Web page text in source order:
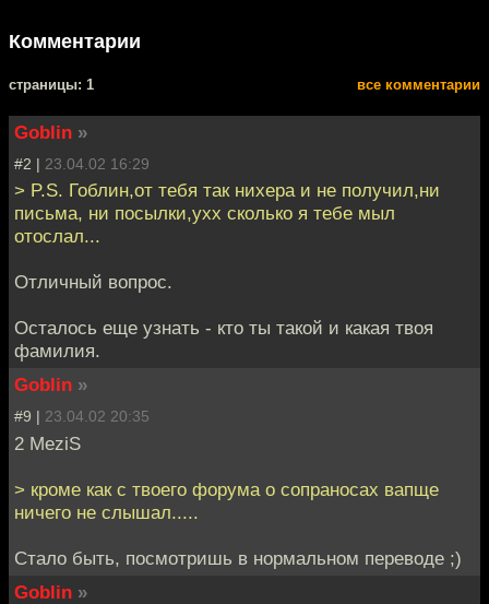
Комментарии
cтраницы: 1 все комментарии
Goblin »
#2 | 23.04.02 16:29
> P.S. Гоблин,от тебя так нихера и не получил,ни
письма, ни посылки,ухх сколько я тебе мыл
отослал...
Отличный вопрос.
Осталось еще узнать - кто ты такой и какая твоя
фамилия.
Goblin »
#9 | 23.04.02 20:35
2 MeziS
> кроме как с твоего форума о сопраносах вапще
ничего не слышал.....
Стало быть, посмотришь в нормальном переводе ;)
Goblin »